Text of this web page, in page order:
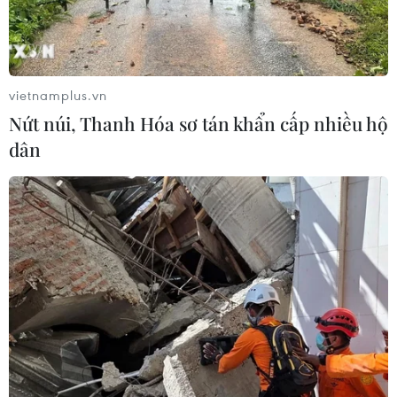
tại trường học ở Nonthaburi
07/08/2026 05:12
Xây dựng Cộng đồng ASEAN tự
cường, sáng tạo, lấy người dân làm
trung tâm
06/08/2026 23:55
Hợp tác quốc phòng-an ninh giữa
Việt Nam và Lào ngày càng thực chất,
hiệu quả
06/08/2026 22:51
Quan hệ quốc phòng Việt Nam-
vietnamplus.vn
Nứt núi, Thanh Hóa sơ tán khẩn cấp nhiều hộ
dân